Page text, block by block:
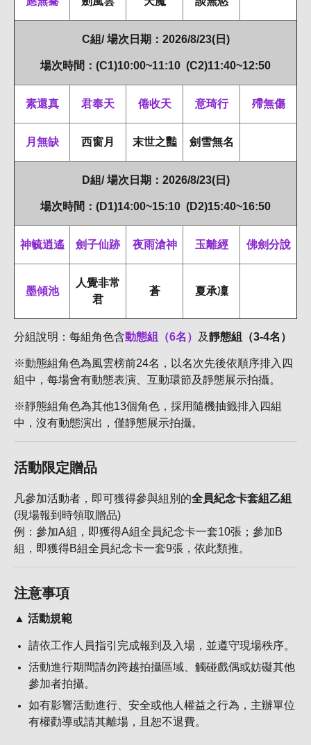
C組/ 場次日期：2026/8/23(日)
場次時間：(C1)10:00~11:10 (C2)11:40~12:50
素還真 君奉天 倦收天 意琦行 殢無傷
月無缺 西窗月 末世之豔 劍雪無名
D組/ 場次日期：2026/8/23(日)
場次時間：(D1)14:00~15:10 (D2)15:40~16:50
神毓逍遙 劍子仙跡 夜雨滄神 玉離經 佛劍分說
墨傾池
人覺非常
君
蒼 夏承凜
分組說明：每組角色含動態組（6名） 及靜態組（3-4名）
※動態組角色為風雲榜前24名，以名次先後依順序排入四
組中，每場會有動態表演、互動環節及靜態展示拍攝。
※靜態組角色為其他13個角色，採用隨機抽籤排入四組
中，沒有動態演出，僅靜態展示拍攝。
活動限定贈品
凡參加活動者，即可獲得參與組別的全員紀念卡套組乙組
(現場報到時領取贈品)
例：參加A組，即獲得A組全員紀念卡一套10張；參加B
組，即獲得B組全員紀念卡一套9張，依此類推。
注意事項
▲ 活動規範
請依工作人員指引完成報到及入場，並遵守現場秩序。
活動進行期間請勿跨越拍攝區域、觸碰戲偶或妨礙其他
參加者拍攝。
如有影響活動進行、安全或他人權益之行為，主辦單位
有權勸導或請其離場，且恕不退費。